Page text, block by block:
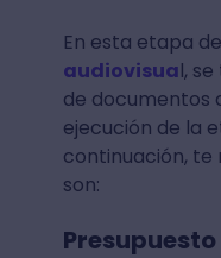
En esta etapa
audiovisual,
de documentos
ejecución de la
continuación, te
son: